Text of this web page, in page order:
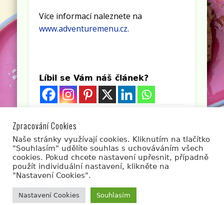
Více informací naleznete na
www.adventuremenu.cz.
Líbil se Vám náš článek?
Líbí se Vám článek? Sdílejte jej s přáteli.
© 2026 gastrovylety.cz
Zpracování Cookies
Naše stránky využívají cookies. Kliknutím na tlačítko
"Souhlasím" udělíte souhlas s uchováváním všech
cookies. Pokud chcete nastavení upřesnit, případně
použít individuální nastavení, klikněte na
"Nastavení Cookies".
Nastavení Cookies Souhlasím